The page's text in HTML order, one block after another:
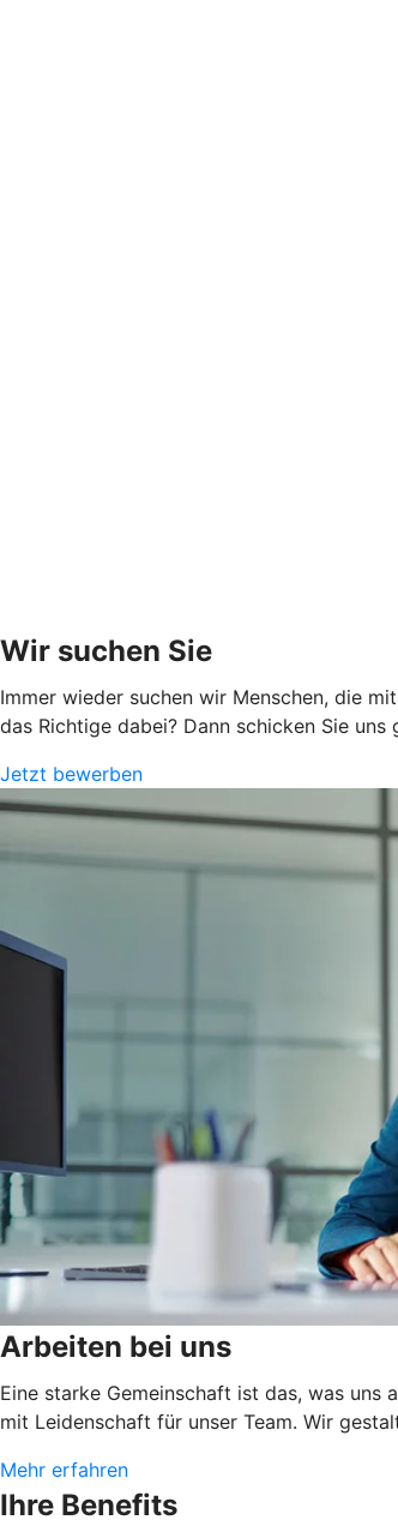
Wir suchen Sie
Immer wieder suchen wir Menschen, die
das Richtige dabei? Dann schicken Sie
Jetzt bewerben
Arbeiten bei uns
Eine starke Gemeinschaft ist das, was uns
mit Leidenschaft für unser Team. Wir
Mehr erfahren
Ihre Benefits